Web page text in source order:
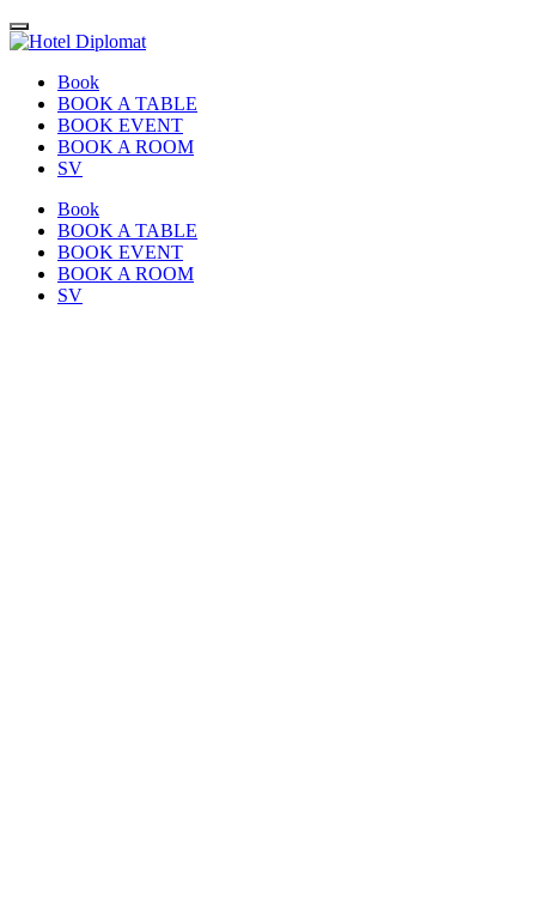
Book
BOOK A TABLE
BOOK EVENT
BOOK A ROOM
SV
Book
BOOK A TABLE
BOOK EVENT
BOOK A ROOM
SV